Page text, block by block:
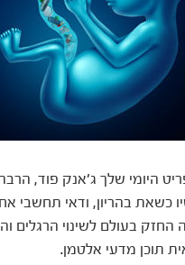
היומי שלך ג'אנק פוד,
כשאת בהריון, ודאי
החזק בעולם לשינוי הרגלים
תוכן מדעי אלטמן.